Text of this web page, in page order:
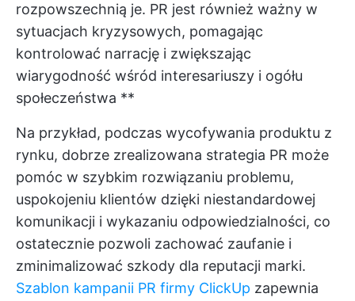
rozpowszechnią je. PR jest również ważny w
sytuacjach kryzysowych, pomagając
kontrolować narrację i zwiększając
wiarygodność wśród interesariuszy i ogółu
społeczeństwa **
Na przykład, podczas wycofywania produktu z
rynku, dobrze zrealizowana strategia PR może
pomóc w szybkim rozwiązaniu problemu,
uspokojeniu klientów dzięki niestandardowej
komunikacji i wykazaniu odpowiedzialności, co
ostatecznie pozwoli zachować zaufanie i
zminimalizować szkody dla reputacji marki.
Szablon kampanii PR firmy ClickUp zapewnia